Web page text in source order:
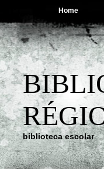
Home
biblioteca escolar